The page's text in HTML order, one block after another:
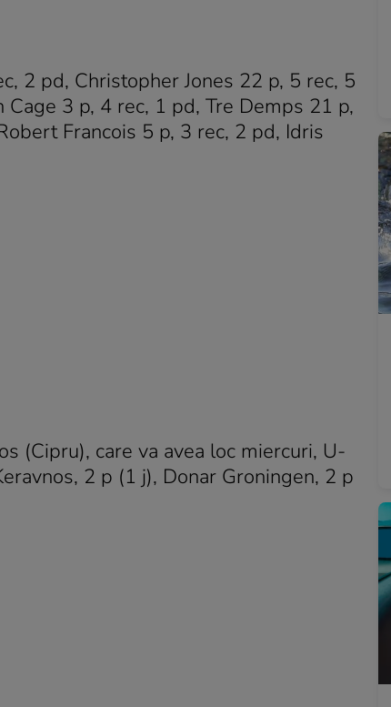
2 pd, Christopher Jones 22 p, 5 rec, 5
3 p, 4 rec, 1 pd, Tre Demps 21 p,
Francois 5 p, 3 rec, 2 pd, Idris
(Cipru), care va avea loc miercuri, U-
2 p (1 j), Donar Groningen, 2 p